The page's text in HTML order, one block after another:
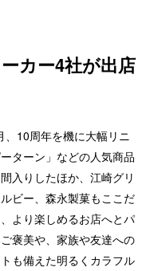
カー4社が出店
、10周年を機に大幅リニ
ターン」などの人気商品
入りしたほか、江崎グリ
ビー、森永製菓もここだ
より楽しめるお店へとパ
褒美や、家族や友達への
も備えた明るくカラフル